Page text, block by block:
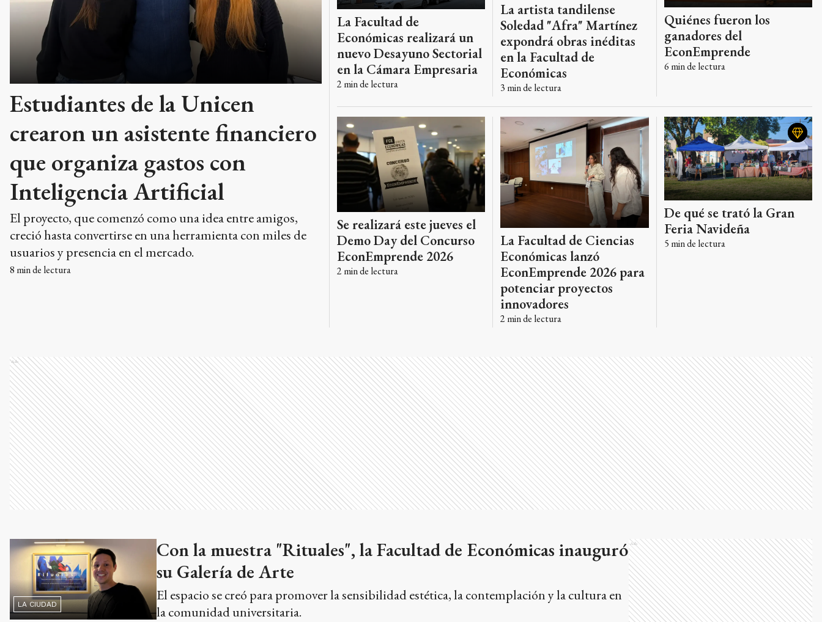
Estudiantes de la Unicen
crearon un asistente financiero
que organiza gastos con
Inteligencia Artificial
El proyecto, que comenzó como una idea entre amigos,
creció hasta convertirse en una herramienta con miles de
usuarios y presencia en el mercado.
8 min de lectura
La Facultad de
Económicas realizará un
nuevo Desayuno Sectorial
en la Cámara Empresaria
2 min de lectura
La artista tandilense
Soledad "Afra" Martínez
expondrá obras inéditas
en la Facultad de
Económicas
3 min de lectura
Quiénes fueron los
ganadores del
EconEmprende
6 min de lectura
Se realizará este jueves el
Demo Day del Concurso
EconEmprende 2026
2 min de lectura
La Facultad de Ciencias
Económicas lanzó
EconEmprende 2026 para
potenciar proyectos
innovadores
2 min de lectura
De qué se trató la Gran
Feria Navideña
5 min de lectura
Ads
LA CIUDAD
Con la muestra "Rituales", la Facultad de Económicas inauguró
su Galería de Arte
El espacio se creó para promover la sensibilidad estética, la contemplación y la cultura en
la comunidad universitaria.
Ads